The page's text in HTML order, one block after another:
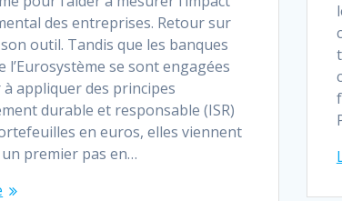
des entreprises. Retour sur
outil. Tandis que les banques
l’Eurosystème se sont engagées
à appliquer des principes
durable et responsable (ISR)
en euros, elles viennent
premier pas en…